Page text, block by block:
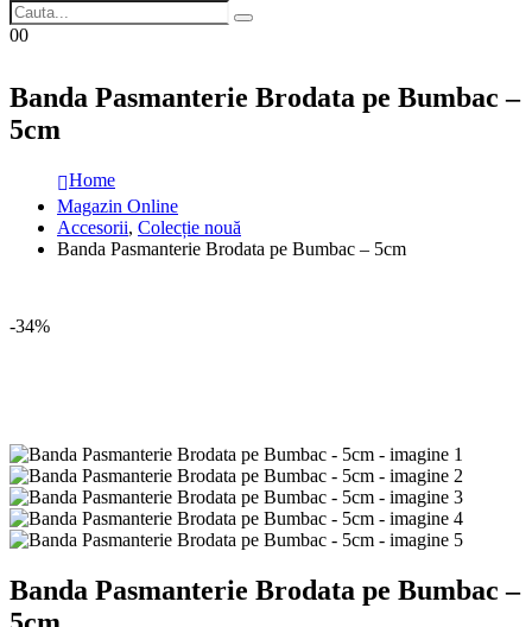
00
Banda Pasmanterie Brodata pe Bumbac –
5cm
Home
Magazin Online
Accesorii, Colecție nouă
Banda Pasmanterie Brodata pe Bumbac – 5cm
-34%
Banda Pasmanterie Brodata pe Bumbac –